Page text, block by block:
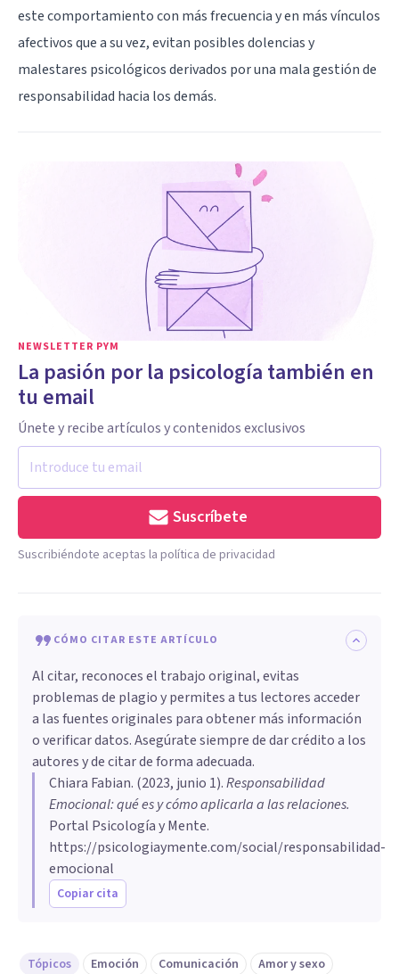
este comportamiento con más frecuencia y en más vínculos
afectivos que a su vez, evitan posibles dolencias y
malestares psicológicos derivados por una mala gestión de
responsabilidad hacia los demás.
NEWSLETTER PYM
La pasión por la psicología también en
tu email
Únete y recibe artículos y contenidos exclusivos
Suscríbete
Suscribiéndote aceptas la política de privacidad
CÓMO CITAR ESTE ARTÍCULO
Al citar, reconoces el trabajo original, evitas
problemas de plagio y permites a tus lectores acceder
a las fuentes originales para obtener más información
o verificar datos. Asegúrate siempre de dar crédito a los
autores y de citar de forma adecuada.
Chiara Fabian. (2023, junio 1).Responsabilidad
Emocional: qué es y cómo aplicarla a las relaciones.
Portal Psicología y Mente.
https://psicologiaymente.com/social/responsabilidad-
emocional
Copiar cita
Tópicos Emoción Comunicación Amor y sexo